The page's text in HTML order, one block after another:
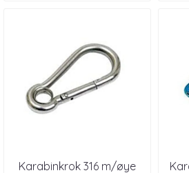
Karabinkrok 316 m/øye